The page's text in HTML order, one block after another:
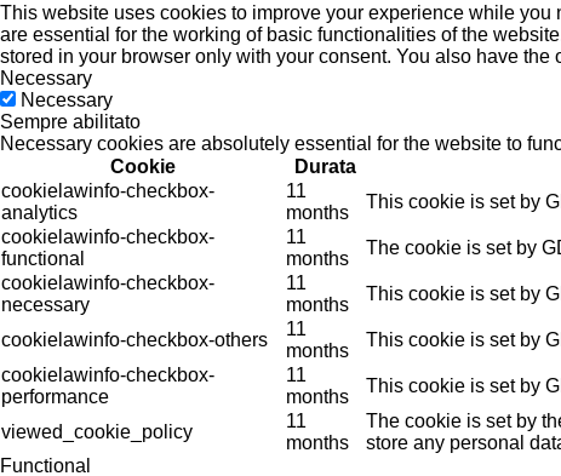
This website uses cookies to improve your experience while
are essential for the working of basic functionalities of the
stored in your browser only with your consent. You also have
Necessary
Necessary
Sempre abilitato
Necessary cookies are absolutely essential for the website to
Cookie
Durata
cookielawinfo-checkbox-
analytics
11
months
This cookie is set by
cookielawinfo-checkbox-
functional
11
months
The cookie is set by
cookielawinfo-checkbox-
necessary
11
months
This cookie is set by
cookielawinfo-checkbox-others
11
months
This cookie is set by
cookielawinfo-checkbox-
performance
11
months
This cookie is set by
viewed_cookie_policy
11
months
The cookie is set by
store any personal
Functional